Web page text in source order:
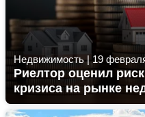
Недвижимость|19
Риелтор оценил
кризиса на рынке